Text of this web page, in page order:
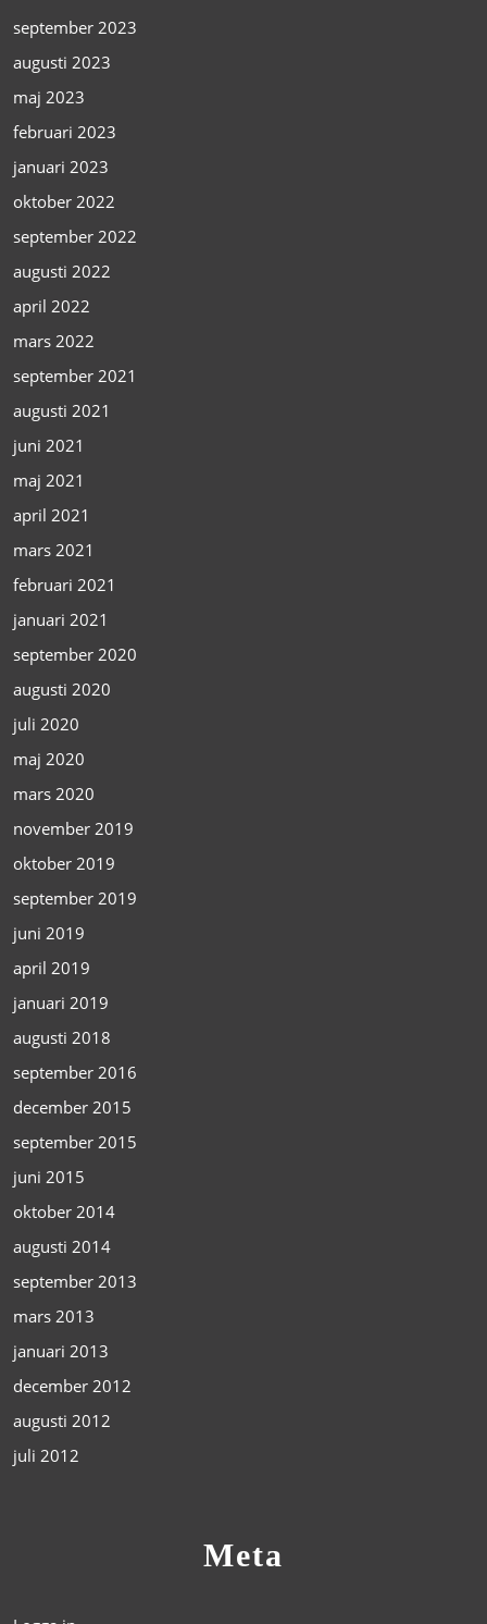
september 2023
augusti 2023
maj 2023
februari 2023
januari 2023
oktober 2022
september 2022
augusti 2022
april 2022
mars 2022
september 2021
augusti 2021
juni 2021
maj 2021
april 2021
mars 2021
februari 2021
januari 2021
september 2020
augusti 2020
juli 2020
maj 2020
mars 2020
november 2019
oktober 2019
september 2019
juni 2019
april 2019
januari 2019
augusti 2018
september 2016
december 2015
september 2015
juni 2015
oktober 2014
augusti 2014
september 2013
mars 2013
januari 2013
december 2012
augusti 2012
juli 2012
Meta